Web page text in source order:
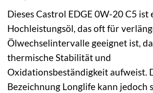
Dieses Castrol EDGE 0W-20 C5 ist
Hochleistungsöl, das oft für
Ölwechselintervalle geeignet ist,
thermische Stabilität und
Oxidationsbeständigkeit aufweist.
Bezeichnung Longlife kann jedoch